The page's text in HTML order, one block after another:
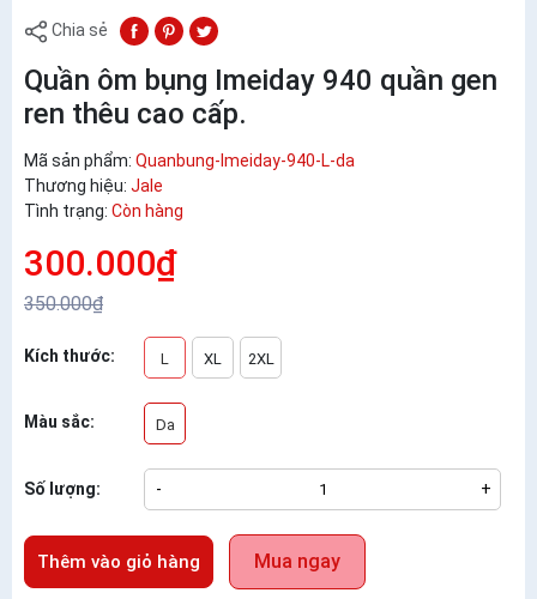
Chia sẻ
Quần ôm bụng Imeiday 940 quần gen
ren thêu cao cấp.
Mã sản phẩm: Quanbung-Imeiday-940-L-da
Thương hiệu: Jale
Tình trạng: Còn hàng
300.000₫
350.000₫
Kích thước: L XL 2XL
Màu sắc: Da
Số lượng: - +
Thêm vào giỏ hàng Mua ngay